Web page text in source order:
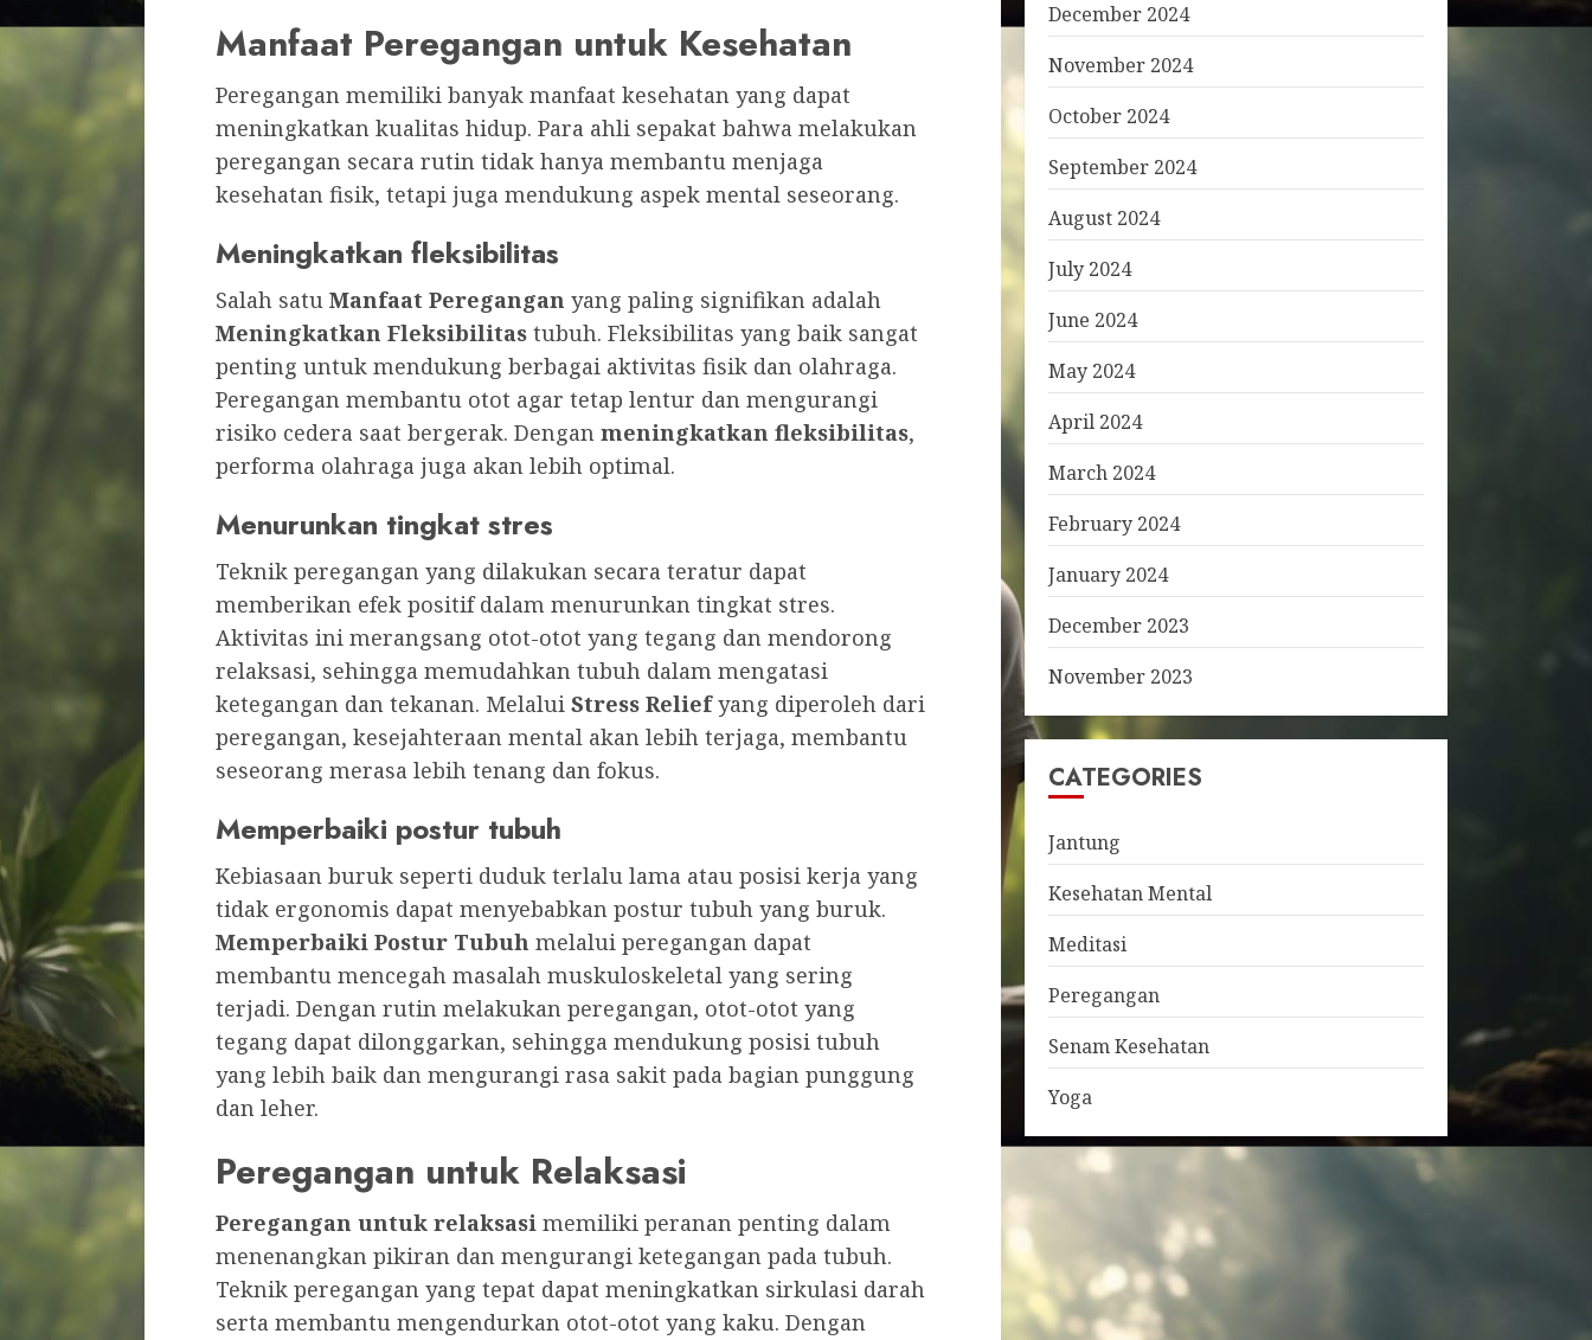
Manfaat Peregangan untuk Kesehatan
Peregangan memiliki banyak manfaat kesehatan yang dapat
meningkatkan kualitas hidup. Para ahli sepakat bahwa melakukan
peregangan secara rutin tidak hanya membantu menjaga
kesehatan fisik, tetapi juga mendukung aspek mental seseorang.
Meningkatkan fleksibilitas
Salah satu Manfaat Peregangan yang paling signifikan adalah
Meningkatkan Fleksibilitas tubuh. Fleksibilitas yang baik sangat
penting untuk mendukung berbagai aktivitas fisik dan olahraga.
Peregangan membantu otot agar tetap lentur dan mengurangi
risiko cedera saat bergerak. Dengan meningkatkan fleksibilitas,
performa olahraga juga akan lebih optimal.
Menurunkan tingkat stres
Teknik peregangan yang dilakukan secara teratur dapat
memberikan efek positif dalam menurunkan tingkat stres.
Aktivitas ini merangsang otot-otot yang tegang dan mendorong
relaksasi, sehingga memudahkan tubuh dalam mengatasi
ketegangan dan tekanan. Melalui Stress Reliefyang diperoleh dari
peregangan, kesejahteraan mental akan lebih terjaga, membantu
seseorang merasa lebih tenang dan fokus.
Memperbaiki postur tubuh
Kebiasaan buruk seperti duduk terlalu lama atau posisi kerja yang
tidak ergonomis dapat menyebabkan postur tubuh yang buruk.
Memperbaiki Postur Tubuh melalui peregangan dapat
membantu mencegah masalah muskuloskeletal yang sering
terjadi. Dengan rutin melakukan peregangan, otot-otot yang
tegang dapat dilonggarkan, sehingga mendukung posisi tubuh
yang lebih baik dan mengurangi rasa sakit pada bagian punggung
dan leher.
Peregangan untuk Relaksasi
Peregangan untuk relaksasi memiliki peranan penting dalam
menenangkan pikiran dan mengurangi ketegangan pada tubuh.
Teknik peregangan yang tepat dapat meningkatkan sirkulasi darah
serta membantu mengendurkan otot-otot yang kaku. Dengan
December 2024
November 2024
October 2024
September 2024
August 2024
July 2024
June 2024
May 2024
April 2024
March 2024
February 2024
January 2024
December 2023
November 2023
CATEGORIES
Jantung
Kesehatan Mental
Meditasi
Peregangan
Senam Kesehatan
Yoga